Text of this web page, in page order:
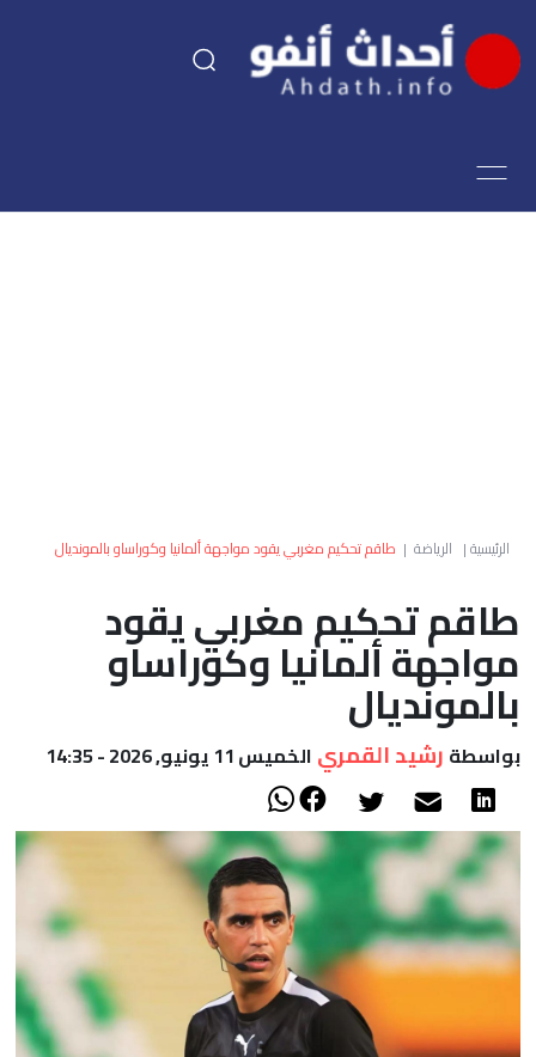
اقتصاد
العالم
أعمدة
الصحراء
الرئيسية| الرياضة | طاقم تحكيم مغربي يقود مواجهة ألمانيا وكوراساو بالمونديال
طاقم تحكيم مغربي يقود
مواجهة ألمانيا وكوراساو
بالمونديال
بواسطة رشيد القمري الخميس 11 يونيو, 2026 - 14:35